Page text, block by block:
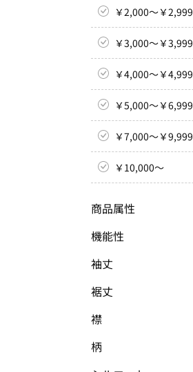
￥2,000～￥2,999
￥3,000～￥3,999
￥4,000～￥4,999
￥5,000～￥6,999
￥7,000～￥9,999
￥10,000～
商品属性
機能性
袖丈
裾丈
襟
柄